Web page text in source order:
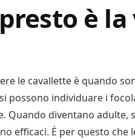
è la
le cavallette è quando
possono individuare i
Quando diventano adulte,
efficaci. È per questo che